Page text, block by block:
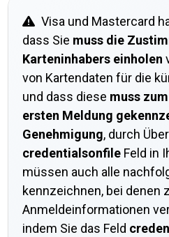
Visa und Mastercard
dass Sie muss die
Karteninhabers einholen
von Kartendaten für die
und dass diese muss
ersten Meldung
Genehmigung, durch
credentialsonfile Feld in
müssen auch alle
kennzeichnen, bei denen
Anmeldeinformationen
indem Sie das Feld